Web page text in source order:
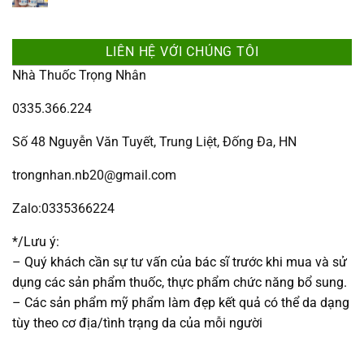
LIÊN HỆ VỚI CHÚNG TÔI
Nhà Thuốc Trọng Nhân
0335.366.224
Số 48 Nguyễn Văn Tuyết, Trung Liệt, Đống Đa, HN
trongnhan.nb20@gmail.com
Zalo:0335366224
*/Lưu ý:
– Quý khách cần sự tư vấn của bác sĩ trước khi mua và sử
dụng các sản phẩm thuốc, thực phẩm chức năng bổ sung.
– Các sản phẩm mỹ phẩm làm đẹp kết quả có thể da dạng
tùy theo cơ địa/tình trạng da của mỗi người